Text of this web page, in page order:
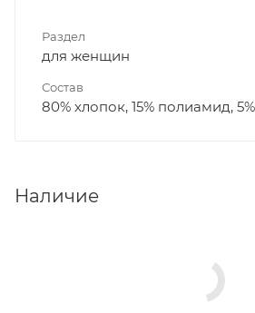
Раздел
для женщин
Состав
80% хлопок, 15% полиамид,
Наличие